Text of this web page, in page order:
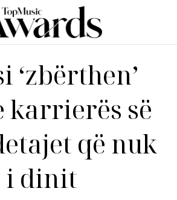
‘zbërthen’
karrierës së
që nuk
i dinit